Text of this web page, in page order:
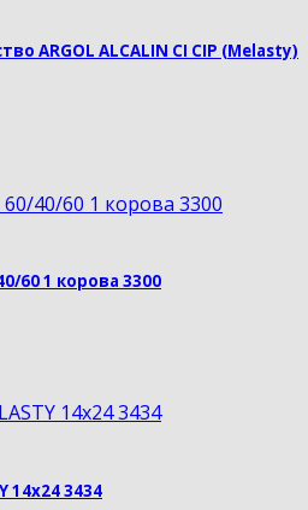
ARGOL ALCALIN CI CIP (Melasty)
60 1 корова 3300
14х24 3434